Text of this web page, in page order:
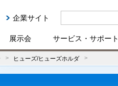
企業サイト
展示会 サービス・サポート
ヒューズ/ヒューズホルダ